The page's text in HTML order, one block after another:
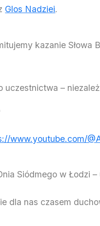
Glos Nadziei.
kazanie Słowa
uczestnictwa –
www.youtube.com/
Siódmego w Łodzi
dla nas czasem